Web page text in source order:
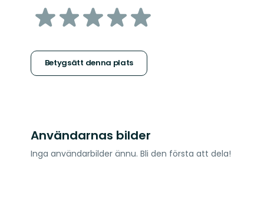
av
stjärnor
Betygsätt denna plats
Användarnas bilder
Inga användarbilder ännu. Bli den första att dela!